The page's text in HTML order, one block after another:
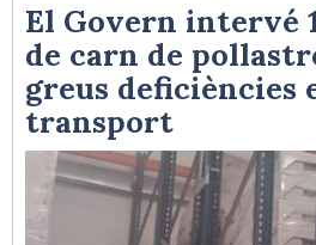
El Govern intervé
de carn de
greus deficiències
transport